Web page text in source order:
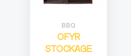
BBQ
OFYR
STOCKAGE